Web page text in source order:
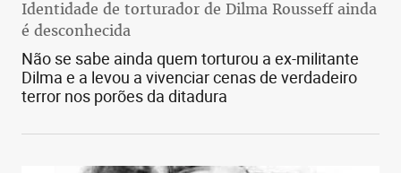
Identidade de torturador de Dilma Rousseff ainda
é desconhecida
Não se sabe ainda quem torturou a ex-militante
Dilma e a levou a vivenciar cenas de verdadeiro
terror nos porões da ditadura